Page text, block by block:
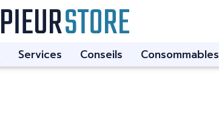
Services Conseils Consommables